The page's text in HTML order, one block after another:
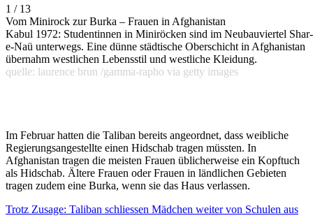
1 / 13
Vom Minirock zur Burka – Frauen in Afghanistan
Kabul 1972: Studentinnen in Miniröcken sind im Neubauviertel Shar-
e-Naü unterwegs. Eine dünne städtische Oberschicht in Afghanistan
übernahm westlichen Lebensstil und westliche Kleidung.
quelle: laurence brun /gamma-rapho via getty images
Im Februar hatten die Taliban bereits angeordnet, dass weibliche
Regierungsangestellte einen Hidschab tragen müssten. In
Afghanistan tragen die meisten Frauen üblicherweise ein Kopftuch
als Hidschab. Ältere Frauen oder Frauen in ländlichen Gebieten
tragen zudem eine Burka, wenn sie das Haus verlassen.
Trotz Zusage: Taliban schliessen Mädchen weiter von Schulen aus